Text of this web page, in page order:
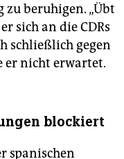
zu beruhigen. „Übt
sich an die CDRs
schließlich gegen
er nicht erwartet.
blockiert
spanischen